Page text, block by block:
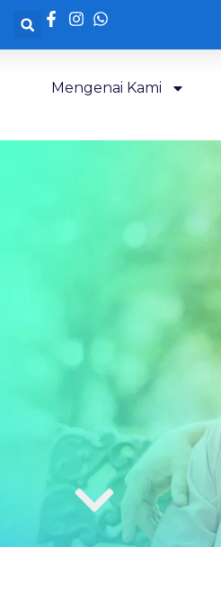
Mengenai Kami